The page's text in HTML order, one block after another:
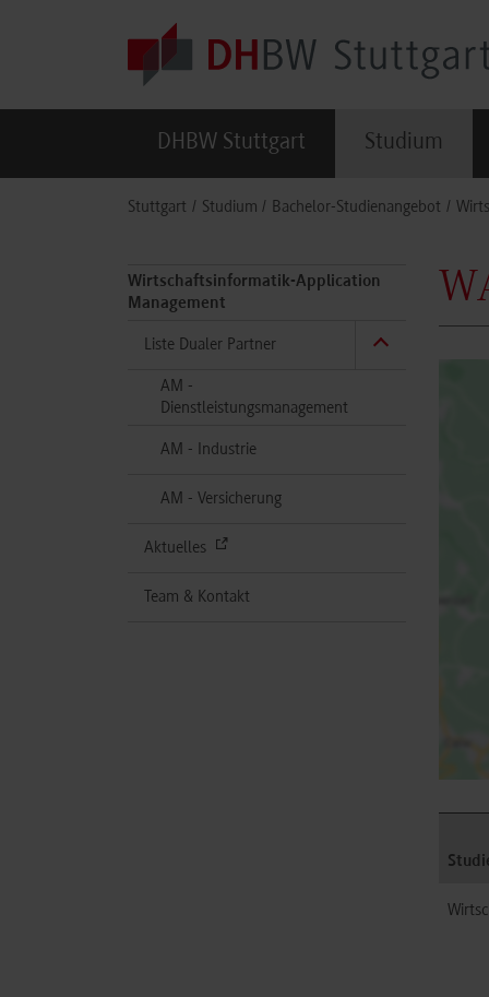
DHBW Stuttgart Studium
Stuttgart Studium Bachelor-Studienangebot
Wirtschaftsinformatik-Application
Management
Liste Dualer Partner
AM -
Dienstleistungsmanagement
AM - Industrie
AM - Versicherung
Aktuelles
Team & Kontakt